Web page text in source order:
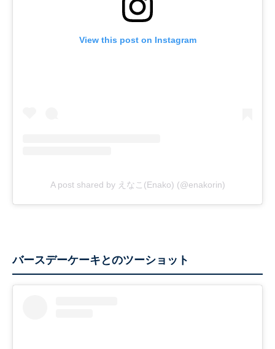
View this post on Instagram
A post shared by えなこ(Enako) (@enakorin)
バースデーケーキとのツーショット